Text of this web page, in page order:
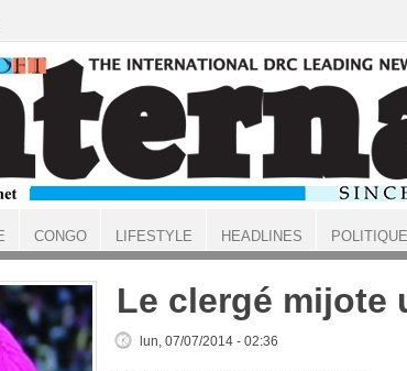
Le clergé mijote
lun, 07/07/2014 - 02:36
CONGO LIFESTYLE HEADLINES POLITIQUE